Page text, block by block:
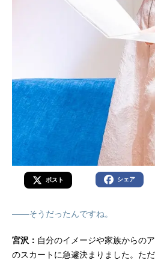
ポスト シェア
――そうだったんですね。
宮沢： 自分のイメージや家族からの
のスカートに急遽決まりました。た